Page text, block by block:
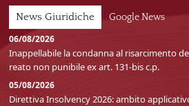
News Giuridiche Google News
06/08/2026
Inappellabile la condanna al risarcimento
reato non punibile ex art. 131-bis c.p.
05/08/2026
Direttiva Insolvency 2026: ambito